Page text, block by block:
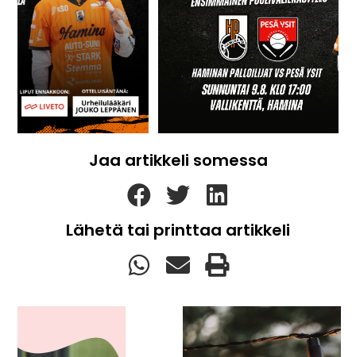
Jaa artikkeli somessa
Lähetä tai printtaa artikkeli